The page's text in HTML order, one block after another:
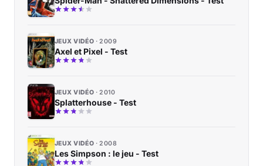
JEUX VIDÉO 2009
Axel et Pixel - Test
JEUX VIDÉO 2010
Splatterhouse - Test
JEUX VIDÉO 2008
Les Simpson : le jeu - Test